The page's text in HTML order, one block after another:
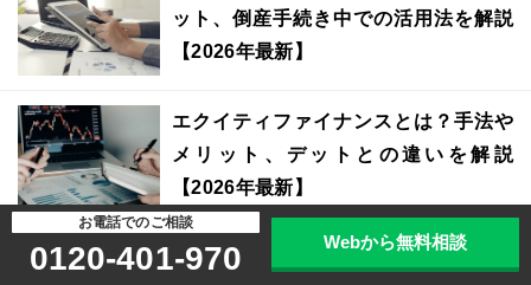
ット、倒産手続き中での活用法を解説
【2026年最新】
エクイティファイナンスとは？手法や
メリット、デットとの違いを解説
【2026年最新】
超過収益とは？計算方法や投資・企業
お電話でのご相談
0120-401-970 Webから無料相談